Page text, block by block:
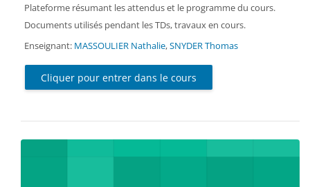
Plateforme résumant les attendus et le programme du cours.
Documents utilisés pendant les TDs, travaux en cours.
Enseignant: MASSOULIER Nathalie,SNYDER Thomas
Cliquer pour entrer dans le cours